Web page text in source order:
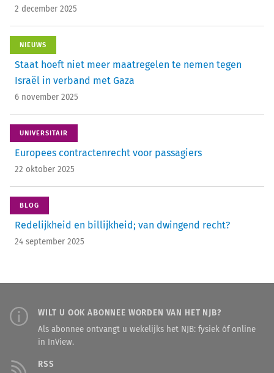
2 december 2025
NIEUWS
Staat hoeft niet meer maatregelen te nemen tegen
Israël in verband met Gaza
6 november 2025
UNIVERSITAIR
Europees contractenrecht voor passagiers
22 oktober 2025
BLOG
Redelijkheid en billijkheid; van dwingend recht?
24 september 2025
WILT U OOK ABONNEE WORDEN VAN HET NJB?
Als abonnee ontvangt u wekelijks het NJB: fysiek óf online
in InView.
RSS